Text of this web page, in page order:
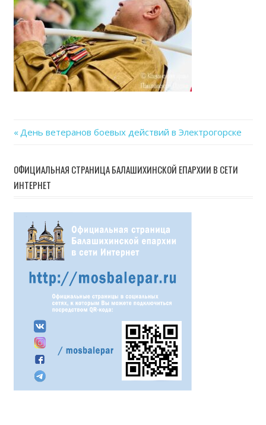
по
записям
Previous
День ветеранов боевых действий в Электрогорске
ОФИЦИАЛЬНАЯ СТРАНИЦА БАЛАШИХИНСКОЙ ЕПАРХИИ В СЕТИ
ИНТЕРНЕТ